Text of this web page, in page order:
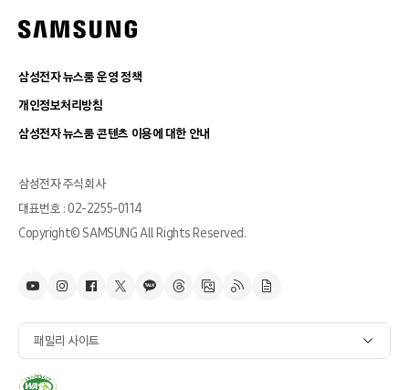
삼성전자 뉴스룸 운영 정책
개인정보처리방침
삼성전자 뉴스룸 콘텐츠 이용에 대한 안내
삼성전자 주식회사
대표번호 : 02-2255-0114
Copyright© SAMSUNG All Rights Reserved.
패밀리 사이트